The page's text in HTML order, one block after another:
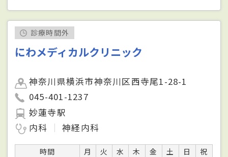
診療時間外
にわメディカルクリニック
神奈川県横浜市神奈川区西寺尾1-28-1
045-401-1237
妙蓮寺駅
内科
神経内科
時間 月 火 水 木 金 土 日
祝